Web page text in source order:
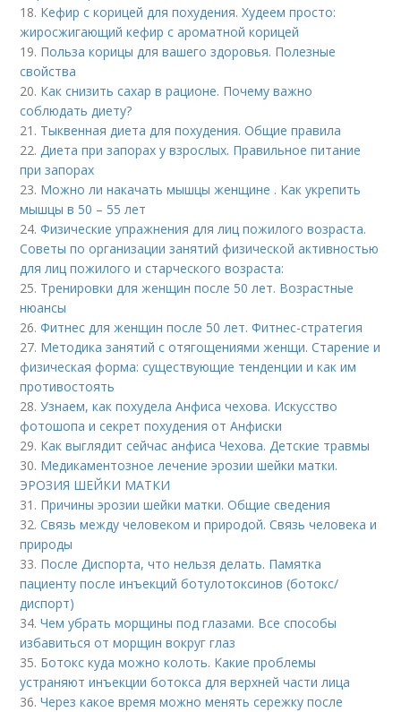
18. Кефир с корицей для похудения. Худеем просто:
жиросжигающий кефир с ароматной корицей
19. Польза корицы для вашего здоровья. Полезные
свойства
20. Как снизить сахар в рационе. Почему важно
соблюдать диету?
21. Тыквенная диета для похудения. Общие правила
22.Диета при запорах у взрослых. Правильное питание
при запорах
23. Можно ли накачать мышцы женщине . Как укрепить
мышцы в 50 – 55 лет
24.Физические упражнения для лиц пожилого возраста.
Советы по организации занятий физической активностью
для лиц пожилого и старческого возраста:
25. Тренировки для женщин после 50 лет. Возрастные
нюансы
26.Фитнес для женщин после 50 лет. Фитнес-стратегия
27. Методика занятий с отягощениями женщи. Старение и
физическая форма: существующие тенденции и как им
противостоять
28.Узнаем, как похудела Анфиса чехова. Искусство
фотошопа и секрет похудения от Анфиски
29. Как выглядит сейчас анфиса Чехова. Детские травмы
30. Медикаментозное лечение эрозии шейки матки.
ЭРОЗИЯ ШЕЙКИ МАТКИ
31. Причины эрозии шейки матки. Общие сведения
32.Связь между человеком и природой. Связь человека и
природы
33. После Диспорта, что нельзя делать. Памятка
пациенту после инъекций ботулотоксинов (ботокс/
диспорт)
34.Чем убрать морщины под глазами. Все способы
избавиться от морщин вокруг глаз
35. Ботокс куда можно колоть. Какие проблемы
устраняют инъекции ботокса для верхней части лица
36.Через какое время можно менять сережку после